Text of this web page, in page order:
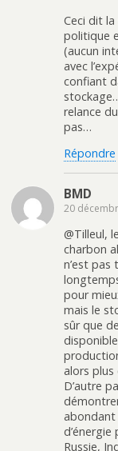
Ceci dit
politique
(aucun
avec
confiant
relance
pas…
Répondre
BMD
20
@Tilleul,
charbon
n’est pas
pour
mais le
sûr que
alors
D’autre
abondant
Russie,